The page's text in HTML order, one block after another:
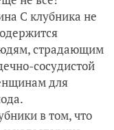
C клубника не
страдающим
сосудистой
для
в том, что